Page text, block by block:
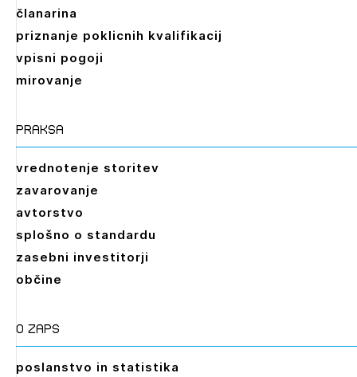
članarina
priznanje poklicnih kvalifikacij
vpisni pogoji
mirovanje
praksa
vrednotenje storitev
zavarovanje
avtorstvo
splošno o standardu
zasebni investitorji
občine
O zaps
poslanstvo in statistika